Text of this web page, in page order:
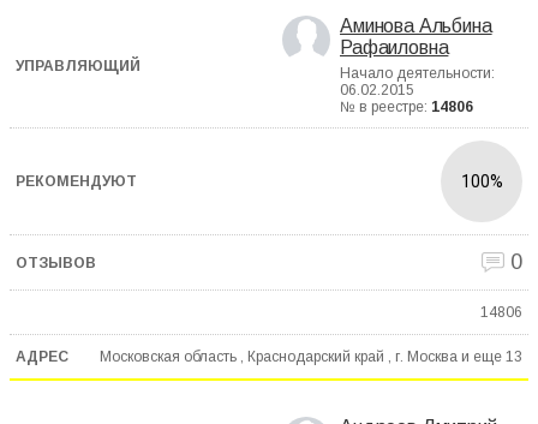
Аминова Альбина
Рафаиловна
Начало деятельности:
06.02.2015
№ в реестре: 14806
100%
0
14806
Московская область , Краснодарский край , г. Москва и еще 13